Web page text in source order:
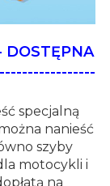
DOSTĘPNA
specjalną
nanieść
szyby
motocykli i
na